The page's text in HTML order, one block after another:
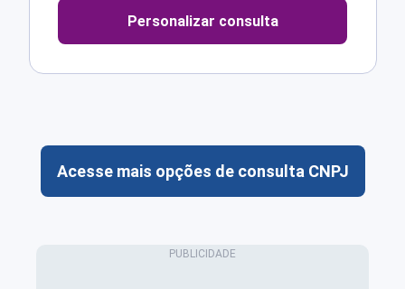
Personalizar consulta
Acesse mais opções de consulta CNPJ